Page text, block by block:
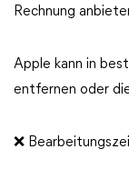
Rechnung
Apple kann in
entfernen oder
❌